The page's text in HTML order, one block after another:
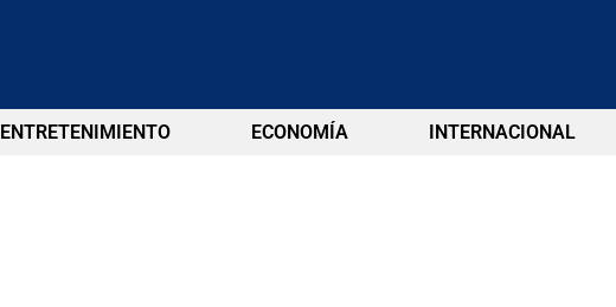
ENTRETENIMIENTO ECONOMÍA INTERNACIONAL